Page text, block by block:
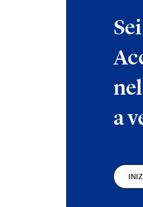
a